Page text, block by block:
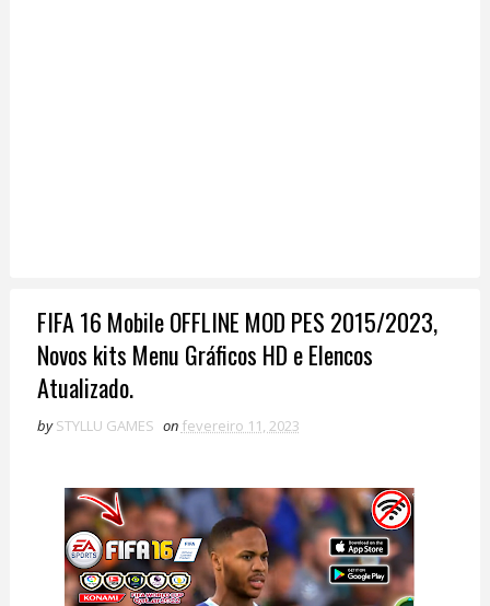
FIFA 16 Mobile OFFLINE MOD PES 2015/2023,
Novos kits Menu Gráficos HD e Elencos
Atualizado.
by STYLLU GAMES on fevereiro 11, 2023